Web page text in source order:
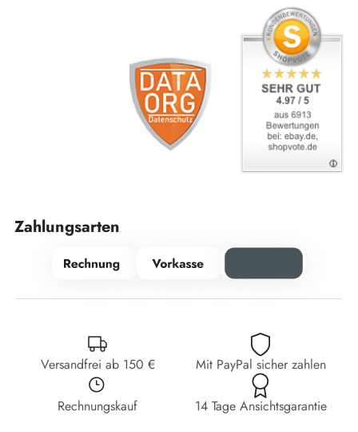
Zahlungsarten
Versandfrei ab 150 € Mit PayPal sicher zahlen
Rechnungskauf 14 Tage Ansichtsgarantie